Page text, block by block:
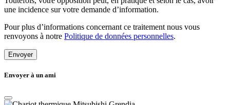
une incidence sur votre demande d’information.
Pour plus d’informations concernant ce traitement nous vous
renvoyons à notre Politique de données personnelles.
Envoyer
Envoyer à un ami